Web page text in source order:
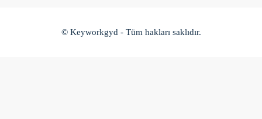
© Keyworkgyd - Tüm hakları saklıdır.